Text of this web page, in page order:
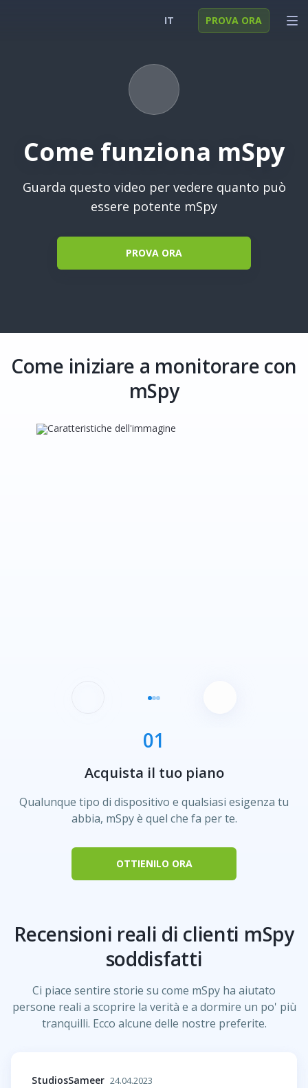
FAQ
IT
Türkçe
Polski
PROVA ORA
Come funziona mSpy
Guarda questo video per vedere quanto può
essere potente mSpy
PROVA ORA
Come iniziare a monitorare con
mSpy
Acquista il tuo piano
Qualunque tipo di dispositivo e qualsiasi esigenza tu
abbia, mSpy è quel che fa per te.
OTTIENILO ORA
Recensioni reali di clienti mSpy
soddisfatti
Ci piace sentire storie su come mSpy ha aiutato
persone reali a scoprire la verità e a dormire un po' più
tranquilli. Ecco alcune delle nostre preferite.
StudiosSameer 24.04.2023